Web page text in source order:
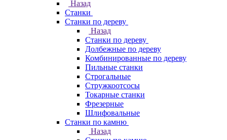
Назад
Станки
Станки по дереву
Назад
Станки по дереву
Долбежные по дереву
Комбинированные по дереву
Пильные станки
Строгальные
Стружкоотсосы
Токарные станки
Фрезерные
Шлифовальные
Станки по камню
Назад